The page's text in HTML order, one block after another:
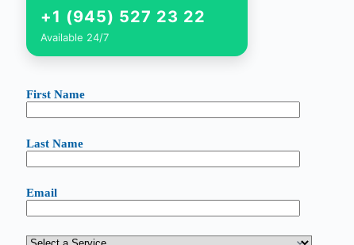
+1 (945) 527 23 22
Available 24/7
First Name
Last Name
Email